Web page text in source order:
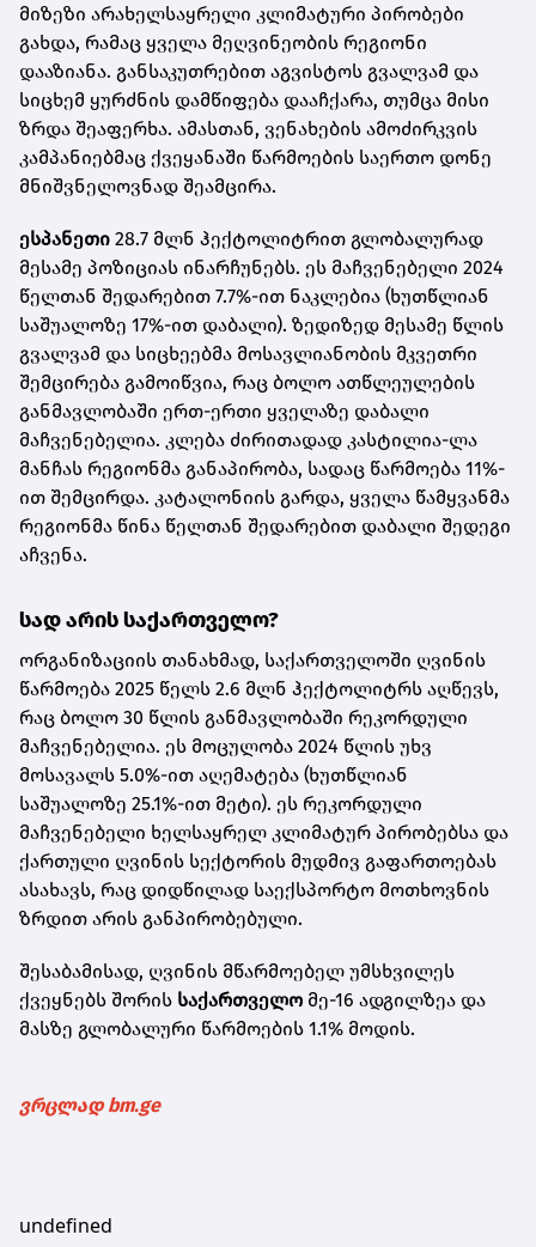
მიზეზი არახელსაყრელი კლიმატური პირობები
გახდა, რამაც ყველა მეღვინეობის რეგიონი
დააზიანა. განსაკუთრებით აგვისტოს გვალვამ და
სიცხემ ყურძნის დამწიფება დააჩქარა, თუმცა მისი
ზრდა შეაფერხა. ამასთან, ვენახების ამოძირკვის
კამპანიებმაც ქვეყანაში წარმოების საერთო დონე
მნიშვნელოვნად შეამცირა.
ესპანეთი 28.7 მლნ ჰექტოლიტრით გლობალურად
მესამე პოზიციას ინარჩუნებს. ეს მაჩვენებელი 2024
წელთან შედარებით 7.7%-ით ნაკლებია (ხუთწლიან
საშუალოზე 17%-ით დაბალი). ზედიზედ მესამე წლის
გვალვამ და სიცხეებმა მოსავლიანობის მკვეთრი
შემცირება გამოიწვია, რაც ბოლო ათწლეულების
განმავლობაში ერთ-ერთი ყველაზე დაბალი
მაჩვენებელია. კლება ძირითადად კასტილია-ლა
მანჩას რეგიონმა განაპირობა, სადაც წარმოება 11%-
ით შემცირდა. კატალონიის გარდა, ყველა წამყვანმა
რეგიონმა წინა წელთან შედარებით დაბალი შედეგი
აჩვენა.
სად არის საქართველო?
ორგანიზაციის თანახმად, საქართველოში ღვინის
წარმოება 2025 წელს 2.6 მლნ ჰექტოლიტრს აღწევს,
რაც ბოლო 30 წლის განმავლობაში რეკორდული
მაჩვენებელია. ეს მოცულობა 2024 წლის უხვ
მოსავალს 5.0%-ით აღემატება (ხუთწლიან
საშუალოზე 25.1%-ით მეტი). ეს რეკორდული
მაჩვენებელი ხელსაყრელ კლიმატურ პირობებსა და
ქართული ღვინის სექტორის მუდმივ გაფართოებას
ასახავს, რაც დიდწილად საექსპორტო მოთხოვნის
ზრდით არის განპირობებული.
შესაბამისად, ღვინის მწარმოებელ უმსხვილეს
ქვეყნებს შორის საქართველო მე-16 ადგილზეა და
მასზე გლობალური წარმოების 1.1% მოდის.
ვრცლად bm.ge
undefined